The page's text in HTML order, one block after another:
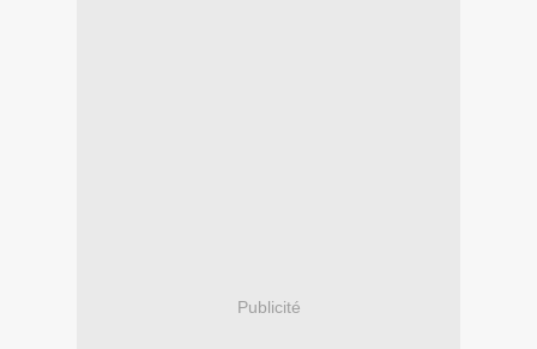
Publicité